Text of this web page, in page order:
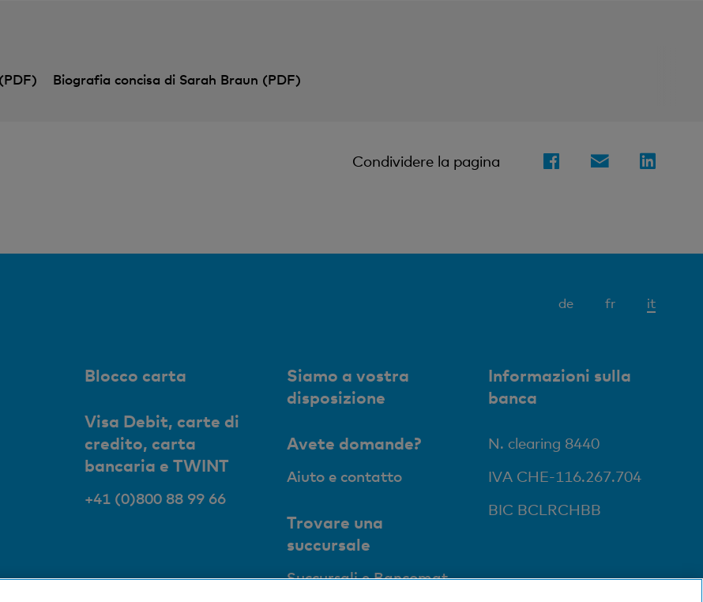
Biografia concisa di Sarah Braun (PDF)
Condividere la pagina
de fr it
Blocco carta
Visa Debit, carte di
credito, carta
bancaria e TWINT
+41 (0)800 88 99 66
Siamo a vostra
disposizione
Avete domande?
Aiuto e contatto
Trovare una
succursale
Succursali e Bancomat
Informazioni sulla
banca
N. clearing 8440
IVA CHE-116.267.704
BIC BCLRCHBB